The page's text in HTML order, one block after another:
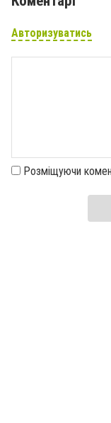
Авторизуватись
Розміщуючи